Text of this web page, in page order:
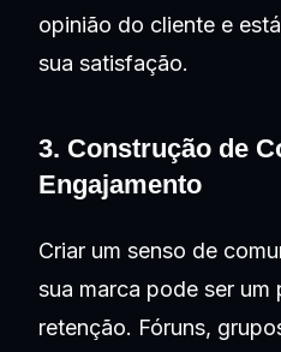
opinião do cliente e
sua satisfação.
3. Construção de
Engajamento
Criar um senso de
sua marca pode ser
retenção. Fóruns,